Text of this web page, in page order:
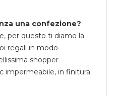
una confezione?
per questo ti diamo la
regali in modo
shopper
impermeabile, in finitura